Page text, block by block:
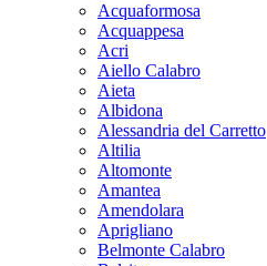
Acquaformosa
Acquappesa
Acri
Aiello Calabro
Aieta
Albidona
Alessandria del Carretto
Altilia
Altomonte
Amantea
Amendolara
Aprigliano
Belmonte Calabro